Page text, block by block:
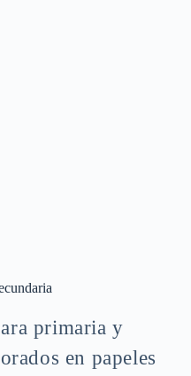
primaria y
en papeles